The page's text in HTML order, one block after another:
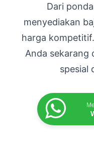
Dari
menyediakan
harga
Anda sekarang
spesial